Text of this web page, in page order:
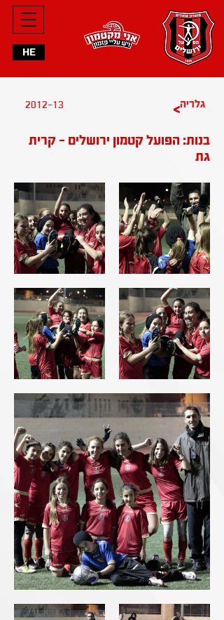
HE
2012-13 >גלריה
בנות: הפועל קטמון ירושלים - קרית
גת